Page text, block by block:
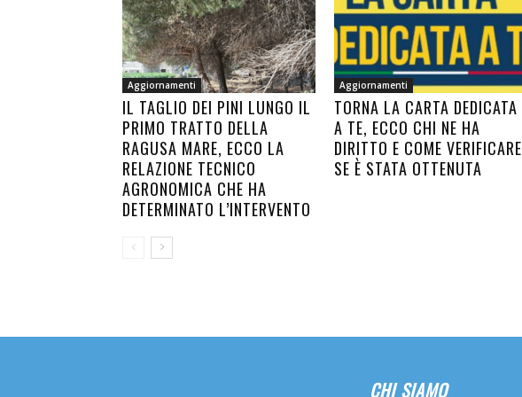
Aggiornamenti
IL TAGLIO DEI PINI LUNGO IL
PRIMO TRATTO DELLA
RAGUSA MARE, ECCO LA
RELAZIONE TECNICO
AGRONOMICA CHE HA
DETERMINATO L’INTERVENTO
Aggiornamenti
TORNA LA CARTA DEDICATA
A TE, ECCO CHI NE HA
DIRITTO E COME VERIFICARE
SE È STATA OTTENUTA
CHI SIAMO